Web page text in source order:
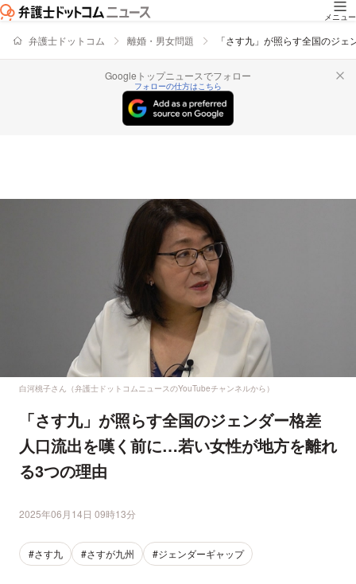
メニュー
弁護士ドットコム 離婚・男女問題 「さす九」が照らす全国のジ
Googleトップニュースでフォロー
フォローの仕方はこちら
白河桃子さん（弁護士ドットコムニュースのYouTubeチャンネルから）
「さす九」が照らす全国のジェンダー格差
人口流出を嘆く前に…若い女性が地方を離れ
る3つの理由
2025年06月14日 09時13分
#さす九 #さすが九州 #ジェンダーギャップ